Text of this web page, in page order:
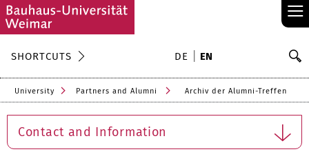
≡
SHORTCUTS DE EN
University Partners and Alumni Archiv der Alumni-Treffen
Contact and Information